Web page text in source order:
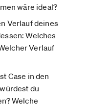
wäre ideal?
Verlauf deines
Welches
Verlauf
Case in den
du
Welche